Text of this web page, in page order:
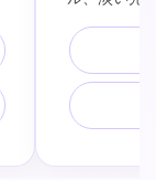
だが上品な
け、文字な